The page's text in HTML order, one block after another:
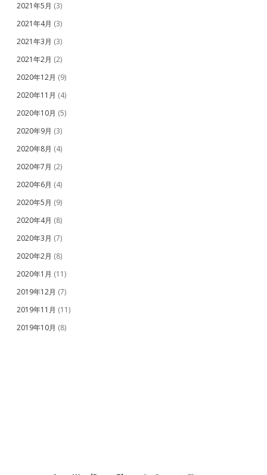
2021年5月 (3)
2021年4月 (3)
2021年3月 (3)
2021年2月 (2)
2020年12月 (9)
2020年11月 (4)
2020年10月 (5)
2020年9月 (3)
2020年8月 (4)
2020年7月 (2)
2020年6月 (4)
2020年5月 (9)
2020年4月 (8)
2020年3月 (7)
2020年2月 (8)
2020年1月 (11)
2019年12月 (7)
2019年11月 (11)
2019年10月 (8)